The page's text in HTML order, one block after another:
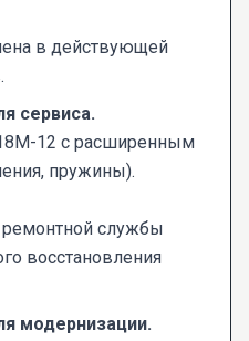
в действующей
сервиса.
12 с расширенным
пружины).
службы
восстановления
модернизации.